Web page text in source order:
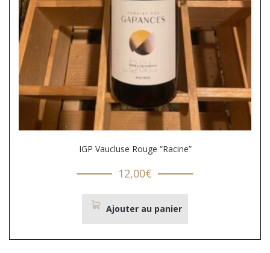
IGP Vaucluse Rouge “Racine”
12,00€
Ajouter au panier